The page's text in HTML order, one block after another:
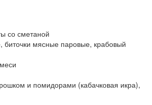
со сметаной
мясные паровые, крабовый
и помидорами (кабачковая икра),